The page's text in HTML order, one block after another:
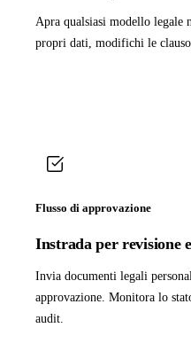
Apra qualsiasi modello
propri dati, modifichi le
Flusso di approvazione
Instrada per revisione
Invia documenti legali
approvazione. Monitora lo
audit.